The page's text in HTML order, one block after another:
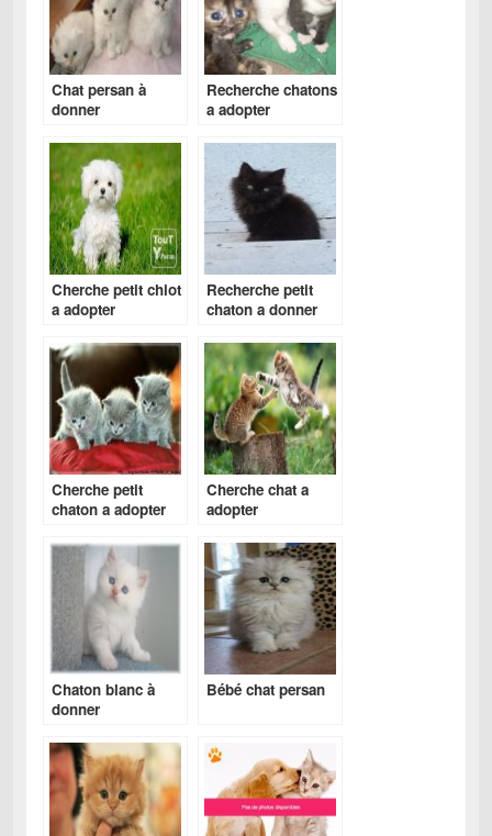
Chat persan à
donner
Recherche chatons
a adopter
Cherche petit chiot
a adopter
Recherche petit
chaton a donner
Cherche petit
chaton a adopter
Cherche chat a
adopter
Chaton blanc à
donner
Bébé chat persan